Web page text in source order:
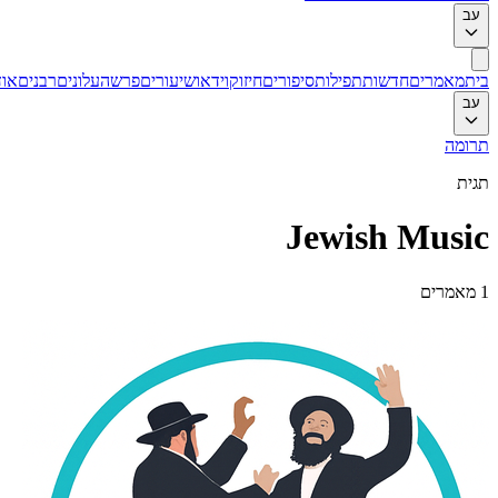
עב
ביתמאמריםחדשותתפילותסיפוריםחיזוקוידאושיעוריםפרשהעלוניםרבנים
עב
תרומה
תגית
Jewish Music
1 מאמרים